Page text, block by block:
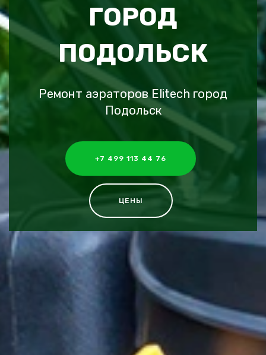
ГОРОД
ПОДОЛЬСК
Ремонт аэраторов Elitech город
Подольск
+7 499 113 44 76
ЦЕНЫ